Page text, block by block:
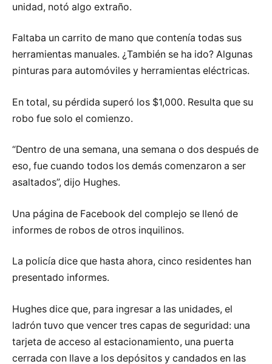
unidad, notó algo extraño.
Faltaba un carrito de mano que contenía todas sus
herramientas manuales. ¿También se ha ido? Algunas
pinturas para automóviles y herramientas eléctricas.
En total, su pérdida superó los $1,000. Resulta que su
robo fue solo el comienzo.
“Dentro de una semana, una semana o dos después de
eso, fue cuando todos los demás comenzaron a ser
asaltados”, dijo Hughes.
Una página de Facebook del complejo se llenó de
informes de robos de otros inquilinos.
La policía dice que hasta ahora, cinco residentes han
presentado informes.
Hughes dice que, para ingresar a las unidades, el
ladrón tuvo que vencer tres capas de seguridad: una
tarjeta de acceso al estacionamiento, una puerta
cerrada con llave a los depósitos y candados en las